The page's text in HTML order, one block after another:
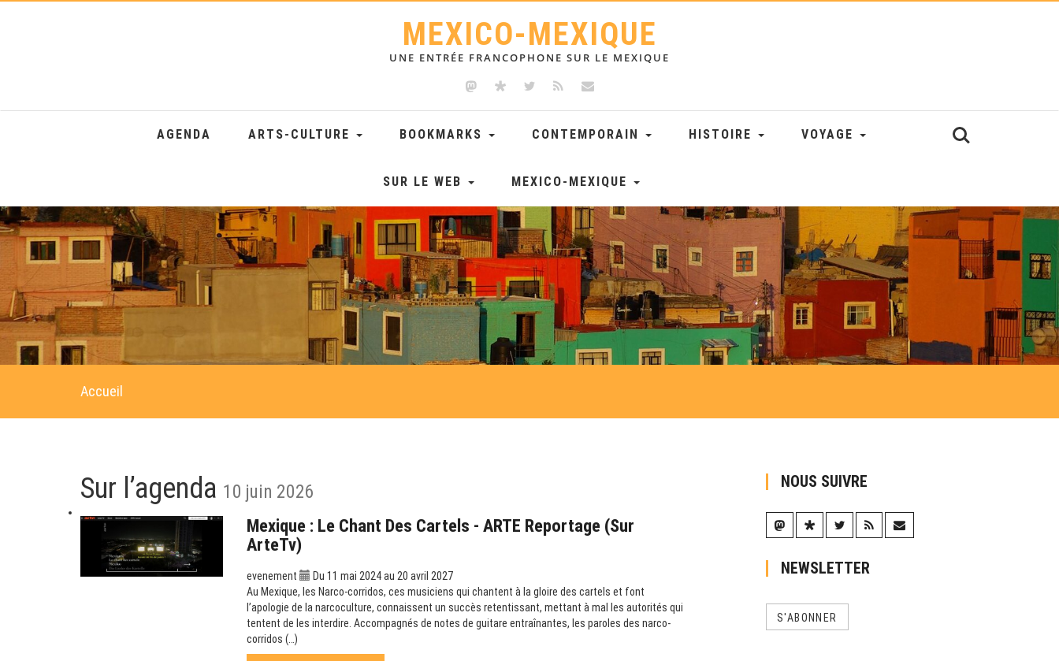
MEXICO-MEXIQUE
UNE ENTRÉE FRANCOPHONE SUR LE MEXIQUE
AGENDA ARTS-CULTURE BOOKMARKS CONTEMPORAIN HISTOIRE VOYAGE
SUR LE WEB MEXICO-MEXIQUE
Accueil
Sur l’agenda 10 juin 2026
Mexique : Le Chant Des Cartels - ARTE Reportage (sur
ArteTv)
evenement
Du 11 mai 2024 au 20 avril 2027
Au Mexique, les Narco-corridos, ces musiciens qui chantent à la gloire des cartels et font
l’apologie de la narcoculture, connaissent un succès retentissant, mettant à mal les autorités qui
tentent de les interdire. Accompagnés de notes de guitare entraînantes, les paroles des narco-
corridos (…)
NOUS SUIVRE
NEWSLETTER
S'ABONNER